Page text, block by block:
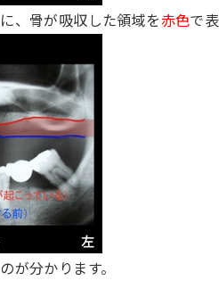
、骨が吸収した領域を赤色で
が分かります。